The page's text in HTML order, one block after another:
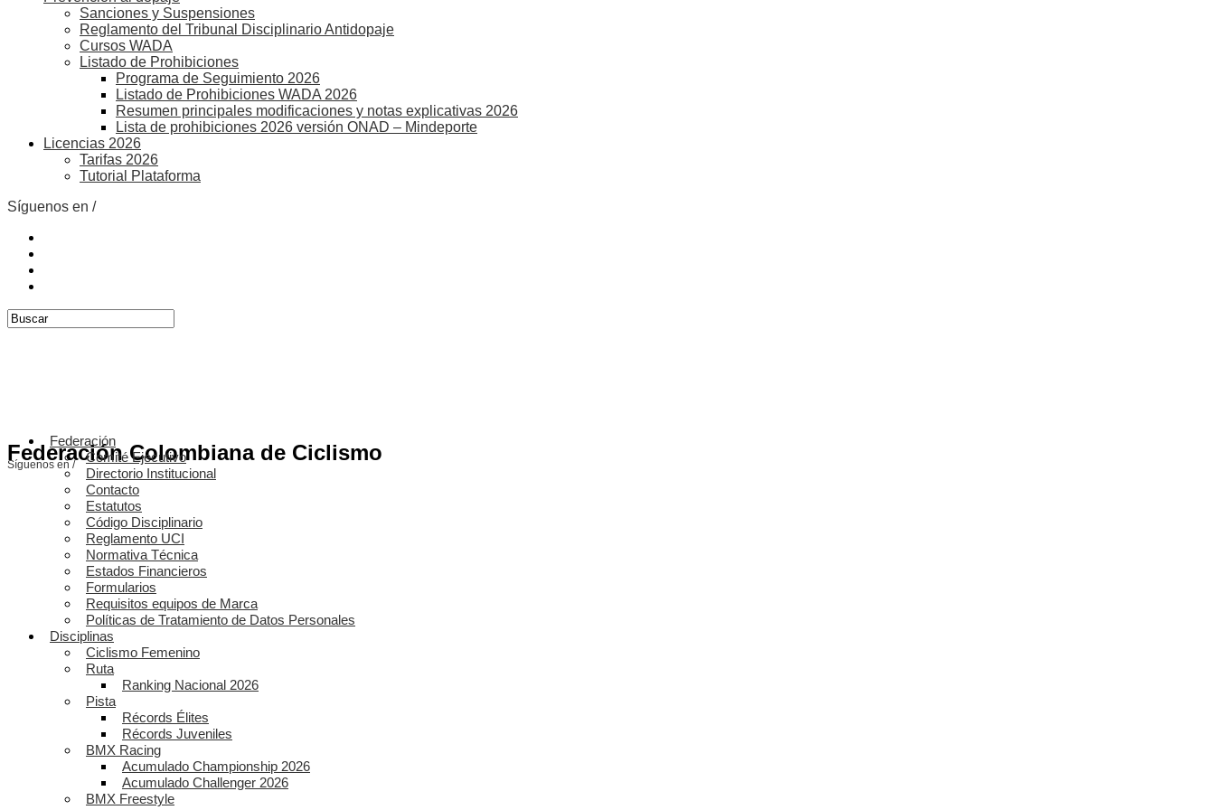
Sanciones y Suspensiones
Reglamento del Tribunal Disciplinario Antidopaje
Cursos WADA
Listado de Prohibiciones
Programa de Seguimiento 2026
Listado de Prohibiciones WADA 2026
Resumen principales modificaciones y notas explicativas 2026
Lista de prohibiciones 2026 versión ONAD – Mindeporte
Licencias 2026
Tarifas 2026
Tutorial Plataforma
Síguenos en /
Federación Colombiana de Ciclismo
Síguenos en /
Federación
Comité Ejecutivo
Directorio Institucional
Contacto
Estatutos
Código Disciplinario
Reglamento UCI
Normativa Técnica
Estados Financieros
Formularios
Requisitos equipos de Marca
Políticas de Tratamiento de Datos Personales
Disciplinas
Ciclismo Femenino
Ruta
Ranking Nacional 2026
Pista
Récords Élites
Récords Juveniles
BMX Racing
Acumulado Championship 2026
Acumulado Challenger 2026
BMX Freestyle